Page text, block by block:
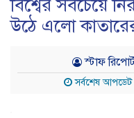
বিশ্বের সবচেয়ে
উঠে এলো
স্টাফ
সর্বশেষ আপডেট